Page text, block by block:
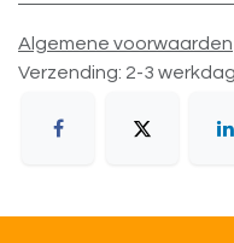
Algemene voorwaarden
Verzending: 2-3